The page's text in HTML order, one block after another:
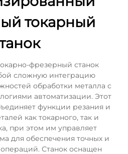
токарный
фрезерный станок
сложную интеграцию
обработки металла с
автоматизации. Этот
функции резания и
как токарного, так и
при этом им управляет
для обеспечения точных и
Станок оснащен